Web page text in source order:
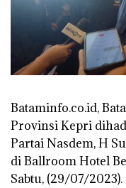
Bataminfo.co.id,
Provinsi Kepri
Partai Nasdem, H
di Ballroom Hotel
Sabtu, (29/07/2023).